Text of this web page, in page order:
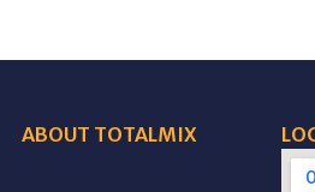
ABOUT TOTALMIX